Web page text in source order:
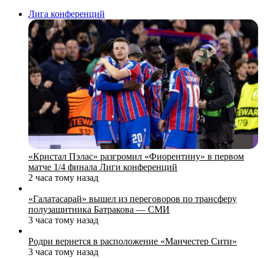
Лига конференций
«Кристал Пэлас» разгромил «Фиорентину» в первом
матче 1/4 финала Лиги конференций
2 часа тому назад
«Галатасарай» вышел из переговоров по трансферу
полузащитника Батракова — СМИ
3 часа тому назад
Родри вернется в расположение «Манчестер Сити»
3 часа тому назад